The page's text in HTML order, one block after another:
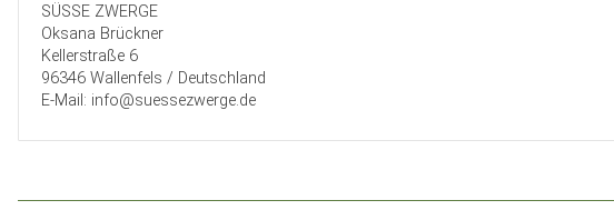
SÜSSE ZWERGE
Oksana Brückner
Kellerstraße 6
96346 Wallenfels / Deutschland
E-Mail: info@suessezwerge.de